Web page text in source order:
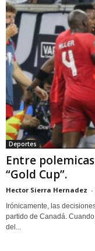
Deportes
Entre
“Gold Cup”.
Hector Sierra Hernadez -
Irónicamente, las
partido de Canadá.
del...